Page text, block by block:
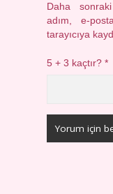
Daha
adım, e-
tarayıcıya
5 + 3 kaçtır?*